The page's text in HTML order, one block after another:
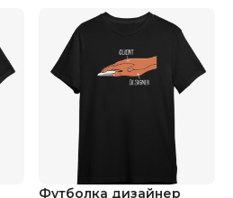
Футболка дизайнер